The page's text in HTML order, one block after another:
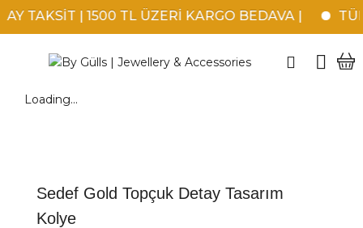
TAKSİT | 1500 TL ÜZERİ KARGO BEDAVA |
Loading...
Sedef Gold Topçuk Detay Tasarım
Kolye